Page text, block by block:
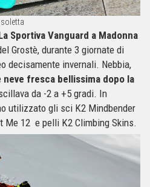
Sportiva Vanguard a Madonna
Grostè, durante 3 giornate di
decisamente invernali. Nebbia,
neve fresca bellissima dopo la
da -2 a +5 gradi. In
utilizzato gli sci K2 Mindbender
Me 12 e pelli K2 Climbing Skins.